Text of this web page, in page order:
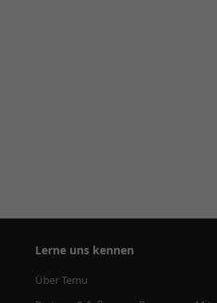
Lerne uns kennen
Über Temu